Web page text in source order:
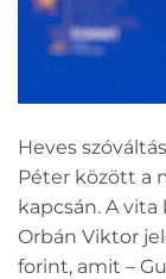
Heves
Péter között a
kapcsán. A
Orbán Viktor
forint, amit –